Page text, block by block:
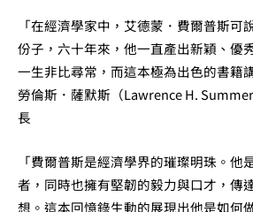
「在經濟學家中，艾德蒙．費爾普斯可
份子，六十年來，他一直產出新穎、優
一生非比尋常，而這本極為出色的書
勞倫斯．薩默斯（Lawrence H.
長
「費爾普斯是經濟學界的璀璨明珠。他
者，同時也擁有堅韌的毅力與口才，傳
想。這本回憶錄生動的展現出他是如